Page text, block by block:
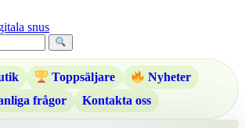
Toppsäljare
Nyheter
frågor
Kontakta oss